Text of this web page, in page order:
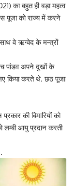
का बहुत ही बड़ा महत्व
पूजा को राज्य में करने
वे ऋग्वेद के मन्त्रों
पांडव अपने दुखों के
किया करते थे. छठ पूजा
की बिमारियों को
लम्बी आयु प्रदान करती